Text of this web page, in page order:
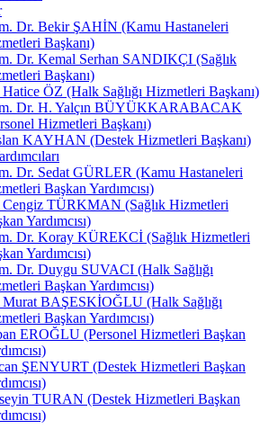
Dr. Bekir ŞAHİN (Kamu Hastaneleri
Başkanı)
Dr. Kemal Serhan SANDIKÇI (Sağlık
Başkanı)
ÖZ (Halk Sağlığı Hizmetleri Başkanı)
Dr. H. Yalçın BÜYÜKKARABACAK
Hizmetleri Başkanı)
KAYHAN (Destek Hizmetleri Başkanı)
Dr. Sedat GÜRLER (Kamu Hastaneleri
Başkan Yardımcısı)
Cengiz TÜRKMAN (Sağlık Hizmetleri
Yardımcısı)
Dr. Koray KÜREKCİ (Sağlık Hizmetleri
Yardımcısı)
Dr. Duygu SUVACI (Halk Sağlığı
Başkan Yardımcısı)
BAŞESKİOĞLU (Halk Sağlığı
Başkan Yardımcısı)
EROĞLU (Personel Hizmetleri Başkan
ŞENYURT (Destek Hizmetleri Başkan
TURAN (Destek Hizmetleri Başkan